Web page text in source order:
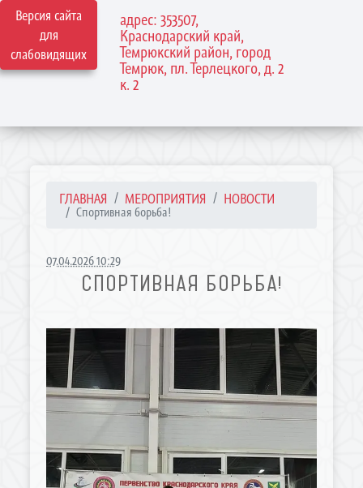
Версия сайта
для
слабовидящих
адрес: 353507,
Краснодарский край,
Темрюкский район, город
Темрюк, пл. Терлецкого, д. 2
к. 2
ГЛАВНАЯ МЕРОПРИЯТИЯ НОВОСТИ
Спортивная борьба!
07.04.2026 10:29
СПОРТИВНАЯ БОРЬБА!